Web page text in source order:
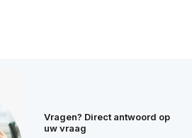
Vragen? Direct antwoord op
uw vraag